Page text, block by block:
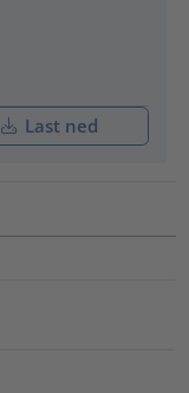
Last ned